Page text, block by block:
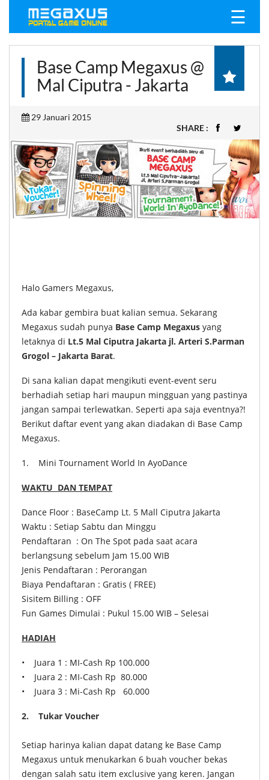
☰
Base Camp Megaxus @
Mal Ciputra - Jakarta
29 Januari 2015
SHARE :
Halo Gamers Megaxus,
Ada kabar gembira buat kalian semua. Sekarang
Megaxus sudah punya Base Camp Megaxus yang
letaknya di Lt.5 Mal Ciputra Jakarta jl. Arteri S.Parman
Grogol – Jakarta Barat.
Di sana kalian dapat mengikuti event-event seru
berhadiah setiap hari maupun mingguan yang pastinya
jangan sampai terlewatkan. Seperti apa saja eventnya?!
Berikut daftar event yang akan diadakan di Base Camp
Megaxus.
1. Mini Tournament World In AyoDance
WAKTU DAN TEMPAT
Dance Floor : BaseCamp Lt. 5 Mall Ciputra Jakarta
Waktu : Setiap Sabtu dan Minggu
Pendaftaran : On The Spot pada saat acara
berlangsung sebelum Jam 15.00 WIB
Jenis Pendaftaran : Perorangan
Biaya Pendaftaran : Gratis ( FREE)
Sisitem Billing : OFF
Fun Games Dimulai : Pukul 15.00 WIB – Selesai
HADIAH
• Juara 1 : MI-Cash Rp 100.000
• Juara 2 : MI-Cash Rp 80.000
• Juara 3 : Mi-Cash Rp 60.000
2. Tukar Voucher
Setiap harinya kalian dapat datang ke Base Camp
Megaxus untuk menukarkan 6 buah voucher bekas
dengan salah satu item exclusive yang keren. Jangan